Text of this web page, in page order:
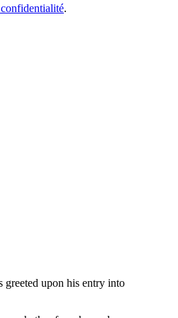
.
upon his entry into